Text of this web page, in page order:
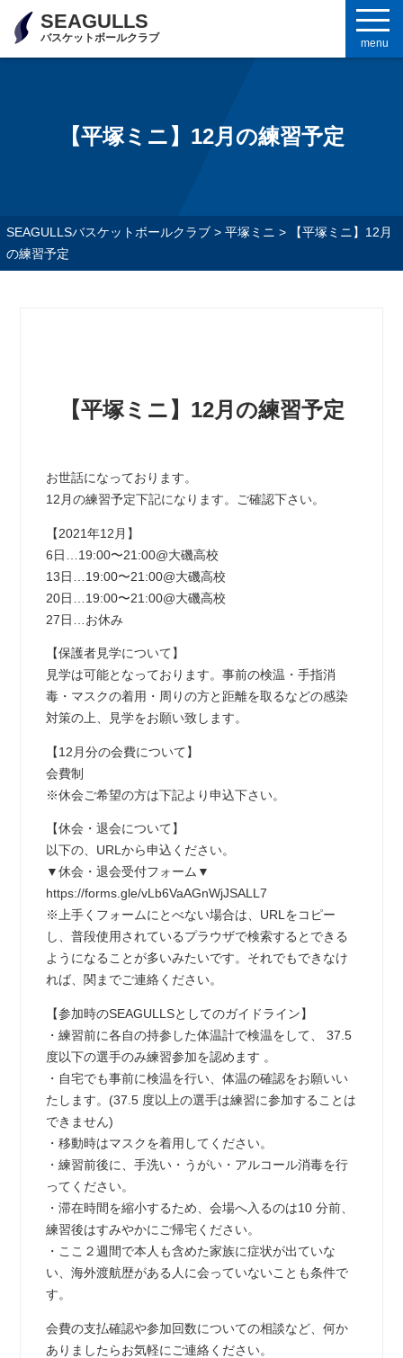
SEAGULLS
バスケットボールクラブ menu
【平塚ミニ】12月の練習予定
SEAGULLSバスケットボールクラブ> 平塚ミニ >
【平塚ミニ】12月
の練習予定
【平塚ミニ】12月の練習予定
お世話になっております。
12月の練習予定下記になります。ご確認下さい。
【2021年12月】
6日…19:00〜21:00@大磯高校
13日…19:00〜21:00@大磯高校
20日…19:00〜21:00@大磯高校
27日…お休み
【保護者見学について】
見学は可能となっております。事前の検温・手指消
毒・マスクの着用・周りの方と距離を取るなどの感染
対策の上、見学をお願い致します。
【12月分の会費について】
会費制
※休会ご希望の方は下記より申込下さい。
【休会・退会について】
以下の、URLから申込ください。
▼休会・退会受付フォーム▼
https://forms.gle/vLb6VaAGnWjJSALL7
※上手くフォームにとべない場合は、URLをコピー
し、普段使用されているプラウザで検索するとできる
ようになることが多いみたいです。それでもできなけ
れば、関までご連絡ください。
【参加時のSEAGULLSとしてのガイドライン】
・練習前に各自の持参した体温計で検温をして、 37.5
度以下の選手のみ練習参加を認めます 。
・自宅でも事前に検温を行い、体温の確認をお願いい
たします。(37.5 度以上の選手は練習に参加することは
できません)
・移動時はマスクを着用してください。
・練習前後に、手洗い・うがい・アルコール消毒を行
ってください。
・滞在時間を縮小するため、会場へ入るのは10 分前、
練習後はすみやかにご帰宅ください。
・ここ２週間で本人も含めた家族に症状が出ていな
い、海外渡航歴がある人に会っていないことも条件で
す。
会費の支払確認や参加回数についての相談など、何か
ありましたらお気軽にご連絡ください。